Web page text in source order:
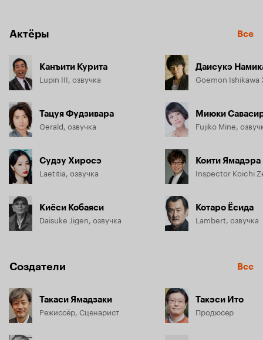
Актёры Все
Канъити Курита
Lupin III, озвучка
Тацуя Фудзивара
Gerald, озвучка
Судзу Хиросэ
Laetitia, озвучка
Киёси Кобаяси
Daisuke Jigen, озвучка
Даисукэ
Goemon Ishikawa
Миюки
Fujiko Mine,
Коити Ямадэра
Котаро Ёсида
Lambert, озвучка
Создатели Все
Такаси Ямадзаки
Режиссёр, Сценарист
Такэси Ито
Продюсер